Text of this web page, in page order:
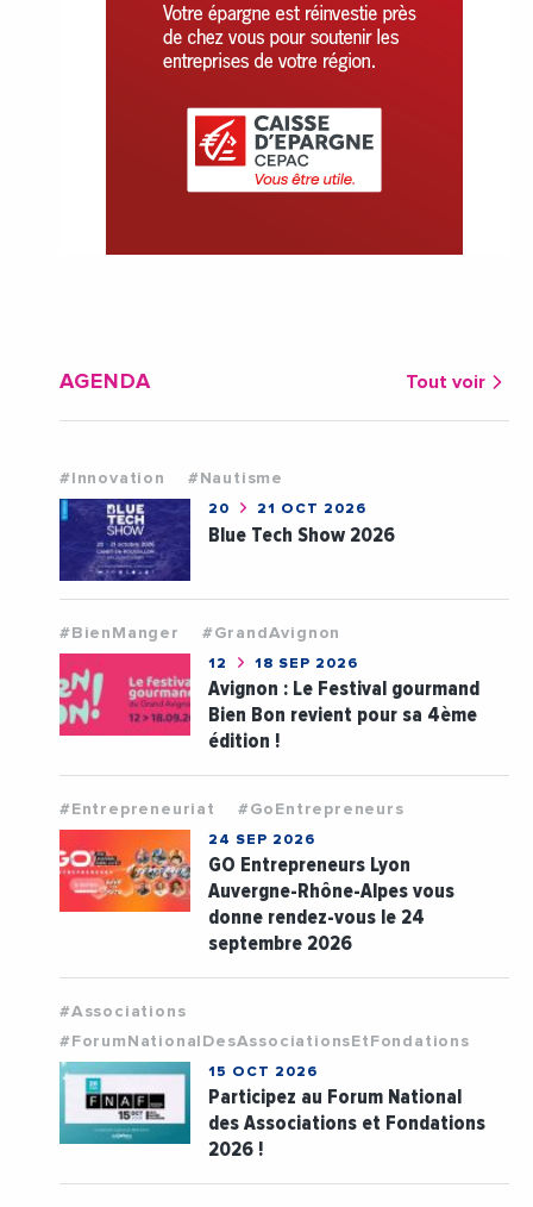
AGENDA Tout voir
#Innovation #Nautisme
20 21 OCT 2026
Blue Tech Show 2026
#BienManger #GrandAvignon
12 18 SEP 2026
Avignon : Le Festival gourmand
Bien Bon revient pour sa 4ème
édition !
#Entrepreneuriat #GoEntrepreneurs
24 SEP 2026
GO Entrepreneurs Lyon
Auvergne-Rhône-Alpes vous
donne rendez-vous le 24
septembre 2026
#Associations
#ForumNationalDesAssociationsEtFondations
15 OCT 2026
Participez au Forum National
des Associations et Fondations
2026 !